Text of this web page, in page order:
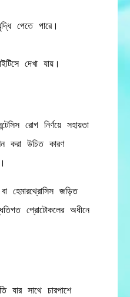
পেতে পারে।
দেখা যায়।
রোগ নির্ণয়ে সহায়তা
করা উচিত কারণ
হেমারথ্রোসিস জড়িত
প্রোটোকলের অধীনে
যার সাথে চারপাশে